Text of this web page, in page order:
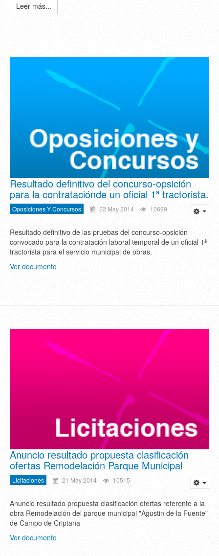
Leer más...
Resultado definitivo del concurso-opsición
para la contrataciónde un oficial 1ª tractorista.
Oposiciones Y Concursos 22 May 2014 10699
Resultado definitivo de las pruebas del concurso-opsición
convocado para la contratación laboral temporal de un oficial 1ª
tractorista para el servicio municipal de obras.
Ver documento
Anuncio resultado propuesta clasificación
ofertas Remodelación Parque Municipal
Licitaciones 21 May 2014 10515
Anuncio resultado propuesta clasificación ofertas referente a la
obra Remodelación del parque municipal "Agustin de la Fuente"
de Campo de Criptana
Ver documento